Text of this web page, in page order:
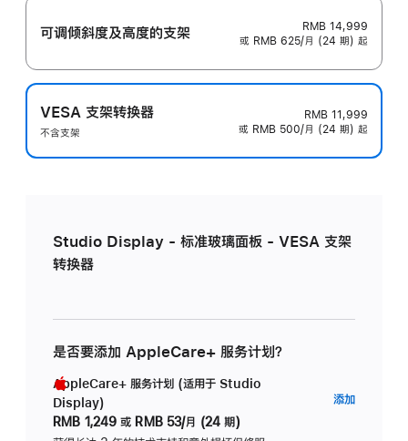
可调倾斜度及高‍度的支‍架
RMB 14,999
或 RMB 625/月 (24 期) 起
VESA 支架转换器
不含支架
RMB 11,999
或 RMB 500/月 (24 期) 起
Studio Display - 标准玻璃面板 - VESA 支架
转换器
是否要添加 AppleCare+ 服务计划？
AppleCare+ 服务计划 (适用于 Studio
Display)
RMB 1,249 或 RMB 53/月 (24 期)
添加